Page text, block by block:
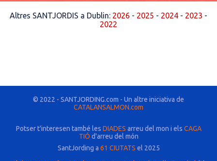
Altres SANTJORDIS a Dublin: 2026 - 2025 - 2024 - 2023 -
2022
© 2022 - SANTJORDING.com - Un altre iniciativa de
CATALANSALMON.com
Potser t'interesen també les DIADES arreu del mon i els CAGA
TIÓ d'arreu del món
SantJording a 61 CIUTATS el 2025